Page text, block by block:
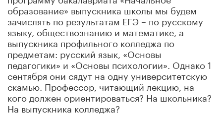
образование» выпускника школы мы будем
зачислять по результатам ЕГЭ – по русскому
языку, обществознанию и математике, а
выпускника профильного колледжа по
предметам: русский язык, «Основы
педагогики» и «Основы психологии». Однако 1
сентября они сядут на одну университетскую
скамью. Профессор, читающий лекцию, на
кого должен ориентироваться? На школьника?
На выпускника колледжа?